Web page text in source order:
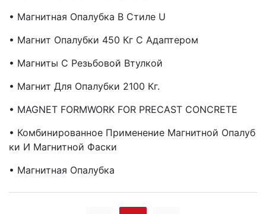
• Магнитная Опалубка В Стиле U
• Магнит Опалубки 450 Кг С Адаптером
• Магниты С Резьбовой Втулкой
• Магнит Для Опалубки 2100 Кг.
• MAGNET FORMWORK FOR PRECAST CONCRETE
• Комбинированное Применение Магнитной Опалуб
Ки И Магнитной Фаски
• Магнитная Опалубка